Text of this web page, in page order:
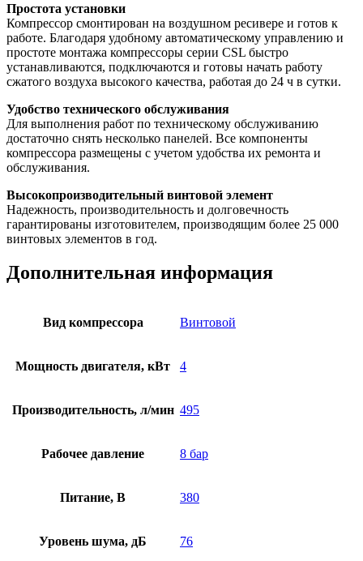
Простота установки
Компрессор смонтирован на воздушном ресивере и готов к
работе. Благодаря удобному автоматическому управлению и
простоте монтажа компрессоры серии CSL быстро
устанавливаются, подключаются и готовы начать работу
сжатого воздуха высокого качества, работая до 24 ч в сутки.
Удобство технического обслуживания
Для выполнения работ по техническому обслуживанию
достаточно снять несколько панелей. Все компоненты
компрессора размещены с учетом удобства их ремонта и
обслуживания.
Высокопроизводительный винтовой элемент
Надежность, производительность и долговечность
гарантированы изготовителем, производящим более 25 000
винтовых элементов в год.
Дополнительная информация
Вид компрессора Винтовой
Мощность двигателя, кВт 4
Производительность, л/мин 495
Рабочее давление 8 бар
Питание, В 380
Уровень шума, дБ 76